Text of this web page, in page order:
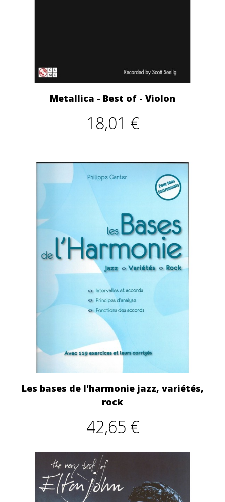
Metallica - Best of - Violon
18,01 €
Les bases de l'harmonie jazz, variétés,
rock
42,65 €